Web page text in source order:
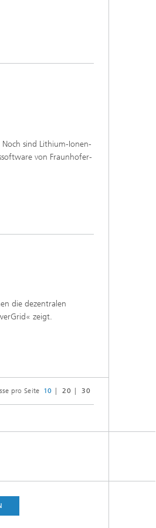
sind Lithium-Ionen-
von Fraunhofer-
die dezentralen
zeigt.
pro Seite 10 20 30